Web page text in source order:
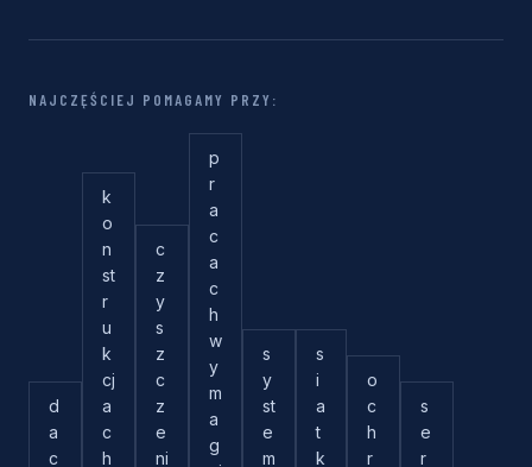
NAJCZĘŚCIEJ POMAGAMY PRZY:
d
a
c
k
o
n
st
r
u
k
cj
a
c
h
c
z
y
s
z
c
z
e
ni
p
r
a
c
a
c
h
w
y
m
a
g
s
y
st
e
m
s
i
a
t
k
o
c
h
r
s
e
r